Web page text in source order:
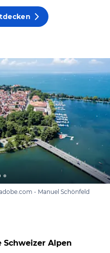
- Manuel Schönfeld
Alpen